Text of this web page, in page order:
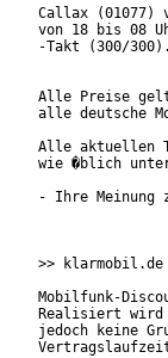
Callax (01077)
von 18 bis 08
-Takt (300/300).
Alle Preise
alle deutsche
Alle aktuellen
wie �blich
- Ihre Meinung
>>
Mobilfunk-
Realisiert wird
jedoch keine